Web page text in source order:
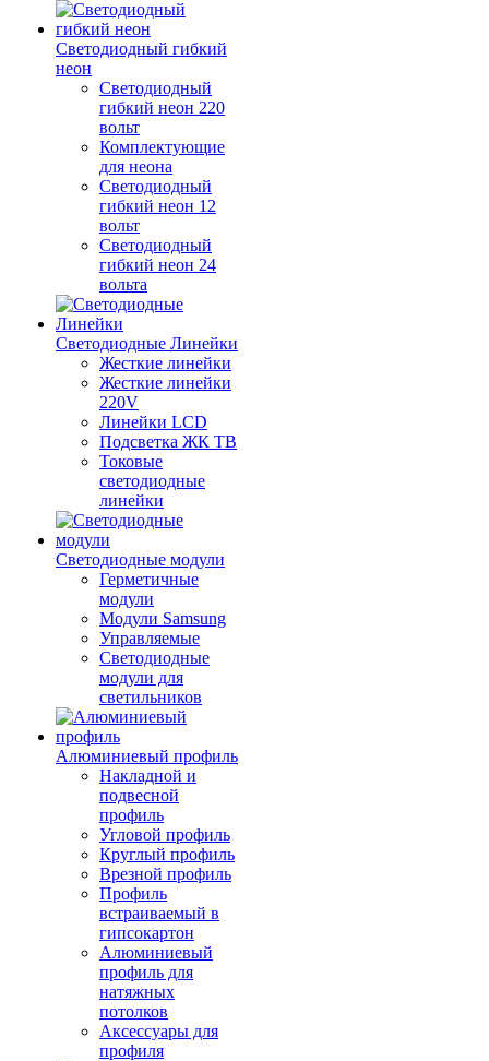
Светодиодный гибкий
неон
Светодиодный
гибкий неон 220
вольт
Комплектующие
для неона
Светодиодный
гибкий неон 12
вольт
Светодиодный
гибкий неон 24
вольта
Светодиодные Линейки
Жесткие линейки
Жесткие линейки
220V
Линейки LCD
Подсветка ЖК ТВ
Токовые
светодиодные
линейки
Светодиодные модули
Герметичные
модули
Модули Samsung
Управляемые
Светодиодные
модули для
светильников
Алюминиевый профиль
Накладной и
подвесной
профиль
Угловой профиль
Круглый профиль
Врезной профиль
Профиль
встраиваемый в
гипсокартон
Алюминиевый
профиль для
натяжных
потолков
Аксессуары для
профиля